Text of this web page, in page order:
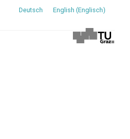
Deutsch English (Englisch)